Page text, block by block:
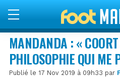
MANDANDA : «
PHILOSOPHIE QUI ME
Publié le 17 Nov 2019 à 09h33 par